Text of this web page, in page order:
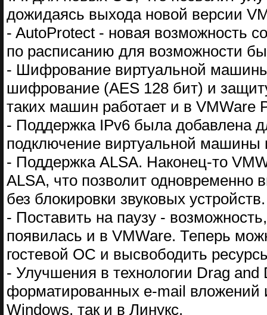
дожидаясь выхода новой версии
- AutoProtect - новая возможность
по расписанию для возможности
- Шифрование виртуальной
шифрование (AES 128 бит) и
таких машин работает и в VMWare
- Поддержка IPv6 была добавлена
подключение виртуальной машины
- Поддержка ALSA. Наконец-то
ALSA, что позволит одновременно
без блокировки звуковых устройств.
- Поставить на паузу -
появилась и в VMWare. Теперь
гостевой ОС и высвободить
- Улучшения в технологии Drag and
форматированных e-mail вложений
Windows, так и в Линукс.